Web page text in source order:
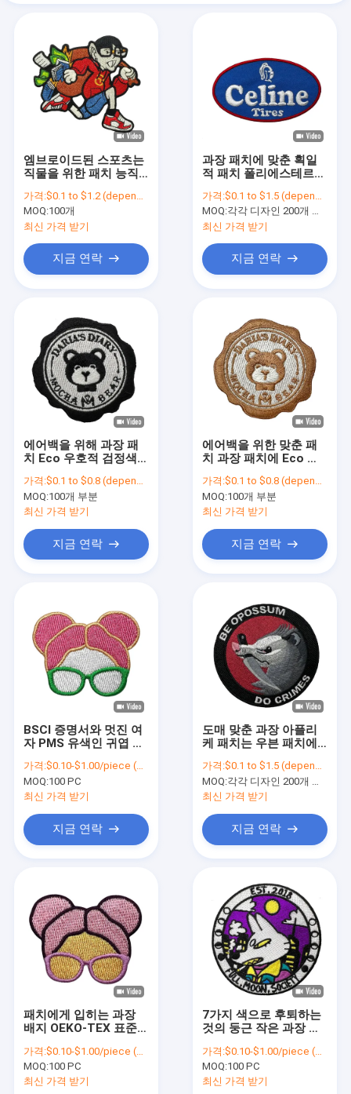
제품 소개
회사 소개
공장 투어
뉴스
모든 케이스
자수 패치에 다리미
짠 패치에 철
Printed Iron On Patches
맞춤형 자수 패치
3D 자수 패치
우븐 로고 패치
엠브로이드된 스포츠는
직물을 위한 패치 능직
니다
가격:$0.1 to $1.2 (depends on the design and order quantity)
MOQ:100개
최신 가격 받기
지금 연락
과장 패치에 맞춘 획일
적 패치 폴리에스테르
가격:$0.1 to $1.5 (depends on the design and order quantity)
MOQ:각각 디자인 200개 부분
최신 가격 받기
지금 연락
에어백을 위해 과장 패
치 Eco 우호적 검정색에
아이들
가격:$0.1 to $0.8 (depends on the design and order quantity)
MOQ:100개 부분
최신 가격 받기
지금 연락
에어백을 위한 맞춘 패
치 과장 패치에 Eco 우
여운 아이들
가격:$0.1 to $0.8 (depends on the design and order quantity)
MOQ:100개 부분
최신 가격 받기
지금 연락
BSCI 증명서와 멋진 여
자 PMS 유색인 귀엽 과
지 센티미터
가격:$0.10-$1.00/piece (depends on the design and order quantity)
MOQ:100 PC
최신 가격 받기
지금 연락
도매 맞춘 과장 아플리
케 패치는 우븐 패치에
느질합니다
가격:$0.1 to $1.5 (depends on the design and order quantity)
MOQ:각각 디자인 200개 부분
최신 가격 받기
지금 연락
패치에게 입히는 과장
배지 OEKO-TEX 표준
색 멋진 여자 철
가격:$0.10-$1.00/piece (depends on the design and order quantity)
MOQ:100 PC
최신 가격 받기
7가지 색으로 후퇴하는
것의 둥근 작은 과장 패
가격:$0.10-$1.00/piece (depends on the design and order quantity)
MOQ:100 PC
최신 가격 받기